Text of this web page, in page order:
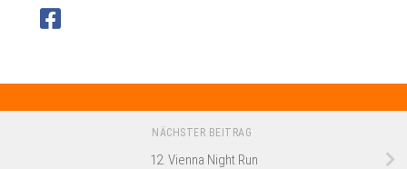
NÄCHSTER BEITRAG
12. Vienna Night Run